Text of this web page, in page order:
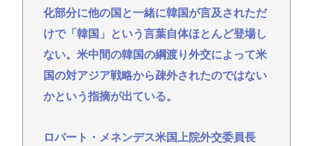
【住民を威圧】熊本被災地訪問 高市への接触を拒む
このコワモテ男は何者？
高市早苗さん、相手に発言させない面会が決まる
www
『ちいかわ』が巨大”キャラコンテンツ”になった理
【悲報】お盆下り、安定の地獄絵図ｗｗｗ「休み」
化部分に他の国と一緒に韓国が言及されただ
けで「韓国」という言葉自体ほとんど登場し
ない。米中間の韓国の綱渡り外交によって米
国の対アジア戦略から疎外されたのではない
かという指摘が出ている。
ロバート・メネンデス米国上院外交委員長